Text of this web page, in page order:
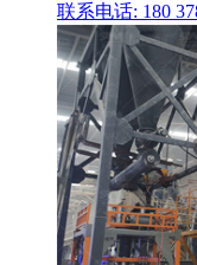
联系电话: 180